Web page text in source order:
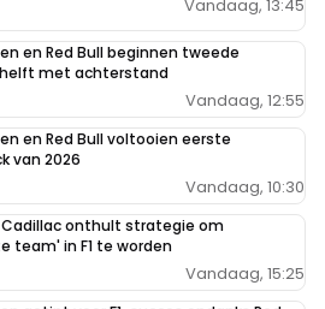
Vandaag, 13:45
en Red Bull beginnen tweede
met achterstand
Vandaag, 12:55
en Red Bull voltooien eerste
van 2026
Vandaag, 10:30
Cadillac onthult strategie om
team' in F1 te worden
Vandaag, 15:25